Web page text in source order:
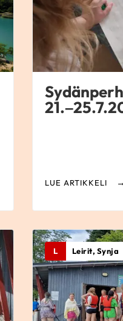
LUE ARTIKKELI
L Leirit, Synja